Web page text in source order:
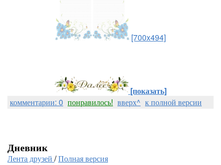
[700x494]
[показать]
комментарии: 0 понравилось! вверх^ к полной версии
Дневник
Лента друзей /Полная версия